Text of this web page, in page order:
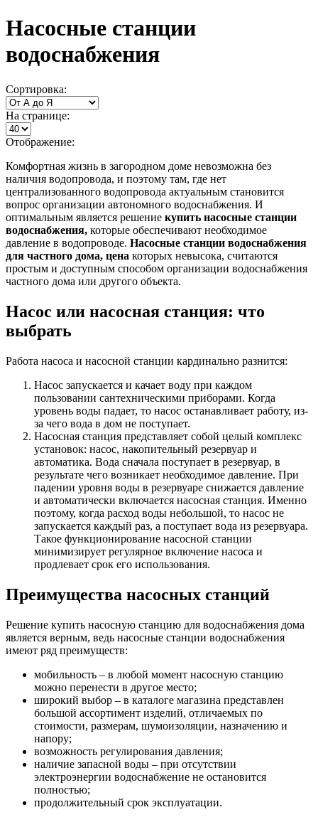
Насосные станции
водоснабжения
Сортировка:
На странице:
Отображение:
Комфортная жизнь в загородном доме невозможна без
наличия водопровода, и поэтому там, где нет
централизованного водопровода актуальным становится
вопрос организации автономного водоснабжения. И
оптимальным является решение купить насосные станции
водоснабжения, которые обеспечивают необходимое
давление в водопроводе. Насосные станции водоснабжения
для частного дома, цена которых невысока, считаются
простым и доступным способом организации водоснабжения
частного дома или другого объекта.
Насос или насосная станция: что
выбрать
Работа насоса и насосной станции кардинально разнится:
Насос запускается и качает воду при каждом
пользовании сантехническими приборами. Когда
уровень воды падает, то насос останавливает работу, из-
за чего вода в дом не поступает.
Насосная станция представляет собой целый комплекс
установок: насос, накопительный резервуар и
автоматика. Вода сначала поступает в резервуар, в
результате чего возникает необходимое давление. При
падении уровня воды в резервуаре снижается давление
и автоматически включается насосная станция. Именно
поэтому, когда расход воды небольшой, то насос не
запускается каждый раз, а поступает вода из резервуара.
Такое функционирование насосной станции
минимизирует регулярное включение насоса и
продлевает срок его использования.
Преимущества насосных станций
Решение купить насосную станцию для водоснабжения дома
является верным, ведь насосные станции водоснабжения
имеют ряд преимуществ:
мобильность – в любой момент насосную станцию
можно перенести в другое место;
широкий выбор – в каталоге магазина представлен
большой ассортимент изделий, отличаемых по
стоимости, размерам, шумоизоляции, назначению и
напору;
возможность регулирования давления;
наличие запасной воды – при отсутствии
электроэнергии водоснабжение не остановится
полностью;
продолжительный срок эксплуатации.